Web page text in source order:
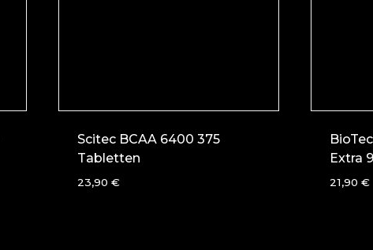
Scitec BCAA 6400 375
Tabletten
23,90 €
Extra
21,90 €